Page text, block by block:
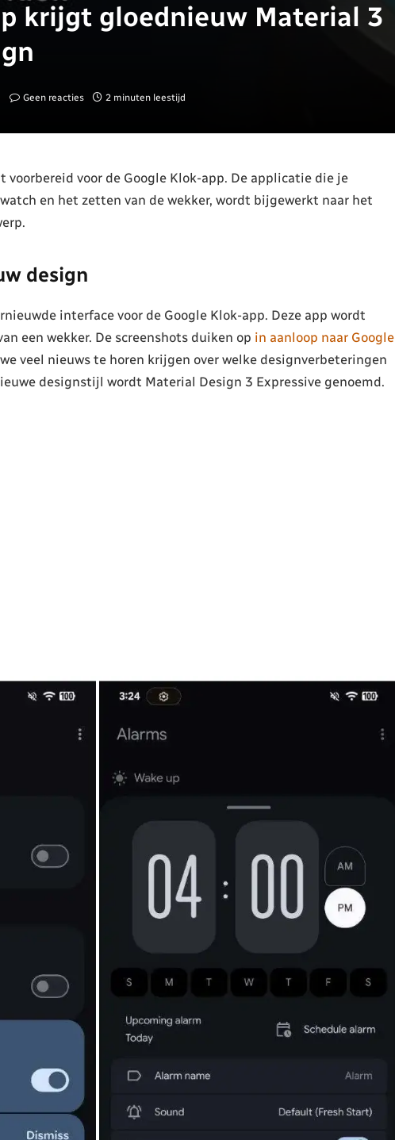
krijgt gloednieuw Material 3
Geen reacties 2 minuten leestijd
voorbereid voor de Google Klok-app. De applicatie die je
en het zetten van de wekker, wordt bijgewerkt naar het
design
interface voor de Google Klok-app. Deze app wordt
een wekker. De screenshots duiken op in aanloop naar Google
veel nieuws te horen krijgen over welke designverbeteringen
designstijl wordt Material Design 3 Expressive genoemd.